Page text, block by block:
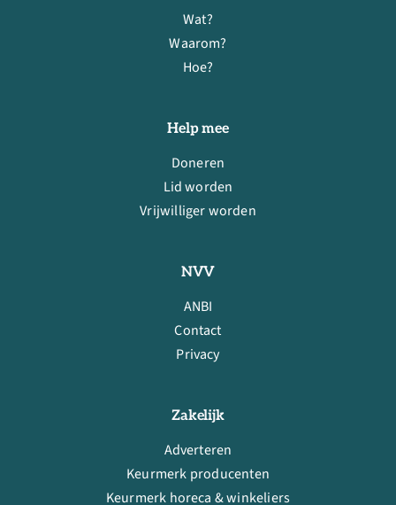
Wat?
Waarom?
Hoe?
Help mee
Doneren
Lid worden
Vrijwilliger worden
NVV
ANBI
Contact
Privacy
Zakelijk
Adverteren
Keurmerk producenten
Keurmerk horeca & winkeliers